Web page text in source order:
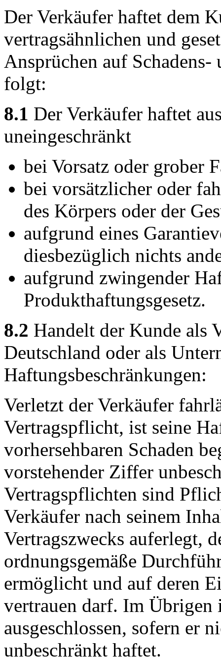
Der Verkäufer haftet dem
vertragsähnlichen und
Ansprüchen auf
folgt:
8.1 Der Verkäufer haftet
uneingeschränkt
bei Vorsatz oder grober
bei vorsätzlicher oder
des Körpers oder der
aufgrund eines
diesbezüglich nichts
aufgrund zwingender
Produkthaftungsgesetz.
8.2 Handelt der Kunde als
Deutschland oder als
Haftungsbeschränkungen:
Verletzt der Verkäufer
Vertragspflicht, ist seine
vorhersehbaren Schaden
vorstehender Ziffer
Vertragspflichten sind
Verkäufer nach seinem
Vertragszwecks auferlegt,
ordnungsgemäße
ermöglicht und auf deren
vertrauen darf. Im Übrigen
ausgeschlossen, sofern er
unbeschränkt haftet.